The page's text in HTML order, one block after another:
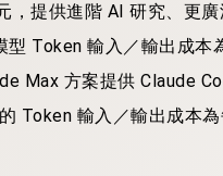
提供進階 AI 研究、更廣
Token 輸入／輸出成本
Max 方案提供 Claude
Token 輸入／輸出成本